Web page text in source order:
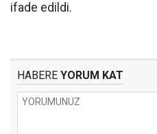
ifade edildi.
HABERE YORUM KAT